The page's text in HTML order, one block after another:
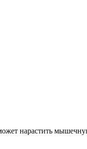
нарастить